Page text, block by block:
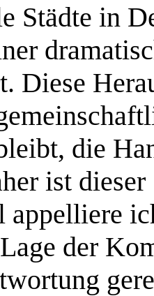
Städte in
Diese
die
ist
der